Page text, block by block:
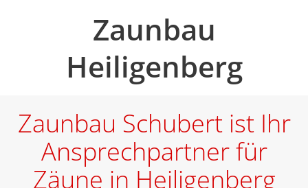
Zaunbau
Heiligenberg
Zaunbau Schubert ist Ihr
Ansprechpartner für
Zäune in Heiligenberg